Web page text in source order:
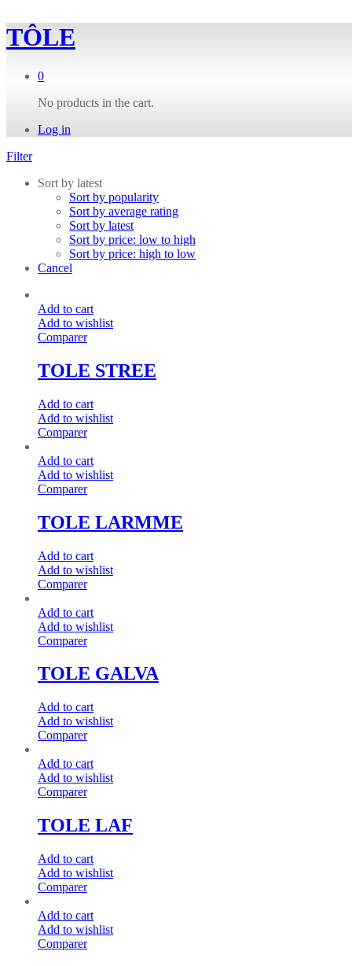
TÔLE
0
No products in the cart.
Log in
Filter
Sort by latest
Sort by popularity
Sort by average rating
Sort by latest
Sort by price: low to high
Sort by price: high to low
Cancel
Add to cart
Add to wishlist
Comparer
TOLE STREE
Add to cart
Add to wishlist
Comparer
Add to cart
Add to wishlist
Comparer
TOLE LARMME
Add to cart
Add to wishlist
Comparer
Add to cart
Add to wishlist
Comparer
TOLE GALVA
Add to cart
Add to wishlist
Comparer
Add to cart
Add to wishlist
Comparer
TOLE LAF
Add to cart
Add to wishlist
Comparer
Add to cart
Add to wishlist
Comparer